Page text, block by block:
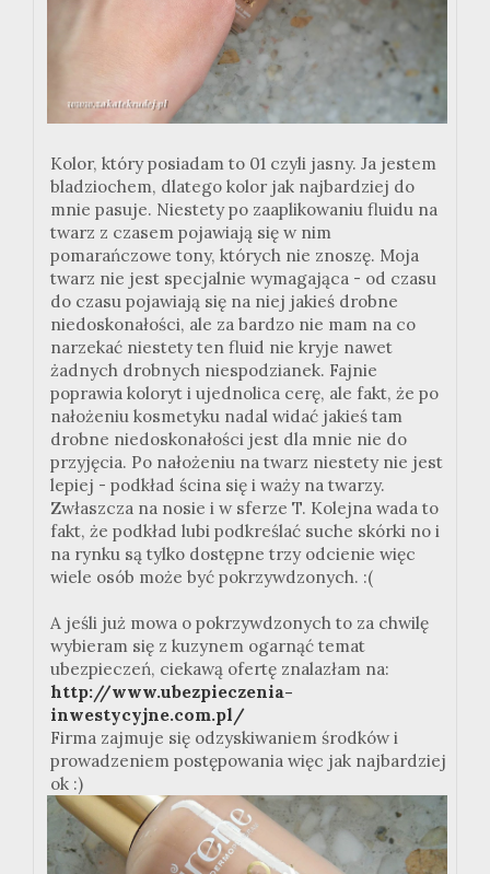
Kolor, który posiadam to 01 czyli jasny. Ja jestem
bladziochem, dlatego kolor jak najbardziej do
mnie pasuje. Niestety po zaaplikowaniu fluidu na
twarz z czasem pojawiają się w nim
pomarańczowe tony, których nie znoszę. Moja
twarz nie jest specjalnie wymagająca - od czasu
do czasu pojawiają się na niej jakieś drobne
niedoskonałości, ale za bardzo nie mam na co
narzekać niestety ten fluid nie kryje nawet
żadnych drobnych niespodzianek. Fajnie
poprawia koloryt i ujednolica cerę, ale fakt, że po
nałożeniu kosmetyku nadal widać jakieś tam
drobne niedoskonałości jest dla mnie nie do
przyjęcia. Po nałożeniu na twarz niestety nie jest
lepiej - podkład ścina się i waży na twarzy.
Zwłaszcza na nosie i w sferze T. Kolejna wada to
fakt, że podkład lubi podkreślać suche skórki no i
na rynku są tylko dostępne trzy odcienie więc
wiele osób może być pokrzywdzonych. :(
A jeśli już mowa o pokrzywdzonych to za chwilę
wybieram się z kuzynem ogarnąć temat
ubezpieczeń, ciekawą ofertę znalazłam na:
http://www.ubezpieczenia-
inwestycyjne.com.pl/
Firma zajmuje się odzyskiwaniem środków i
prowadzeniem postępowania więc jak najbardziej
ok :)